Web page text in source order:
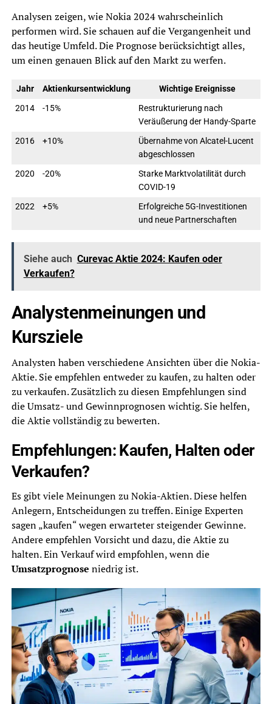
Analysen zeigen, wie Nokia 2024 wahrscheinlich
performen wird. Sie schauen auf die Vergangenheit und
das heutige Umfeld. Die Prognose berücksichtigt alles,
um einen genauen Blick auf den Markt zu werfen.
Jahr Aktienkursentwicklung
Wichtige Ereignisse
2014
-15%
Restrukturierung nach
Veräußerung der Handy-Sparte
2016
+10%
Übernahme von Alcatel-Lucent
abgeschlossen
2020
-20%
Starke Marktvolatilität durch
COVID-19
2022
+5%
Erfolgreiche 5G-Investitionen
und neue Partnerschaften
Siehe auch Curevac Aktie 2024: Kaufen oder
Verkaufen?
Analystenmeinungen und
Kursziele
Analysten haben verschiedene Ansichten über die Nokia-
Aktie. Sie empfehlen entweder zu kaufen, zu halten oder
zu verkaufen. Zusätzlich zu diesen Empfehlungen sind
die Umsatz- und Gewinnprognosen wichtig. Sie helfen,
die Aktie vollständig zu bewerten.
Empfehlungen: Kaufen, Halten oder
Verkaufen?
Es gibt viele Meinungen zu Nokia-Aktien. Diese helfen
Anlegern, Entscheidungen zu treffen. Einige Experten
sagen „kaufen“ wegen erwarteter steigender Gewinne.
Andere empfehlen Vorsicht und dazu, die Aktie zu
halten. Ein Verkauf wird empfohlen, wenn die
Umsatzprognose niedrig ist.